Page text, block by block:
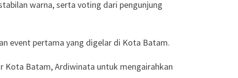
warna, serta voting dari pengunjung
event pertama yang digelar di Kota Batam.
Kota Batam, Ardiwinata untuk mengairahkan